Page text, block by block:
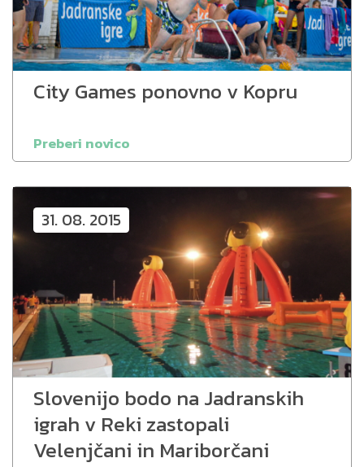
City Games ponovno v Kopru
Preberi novico
31. 08. 2015
Slovenijo bodo na Jadranskih
igrah v Reki zastopali
Velenjčani in Mariborčani